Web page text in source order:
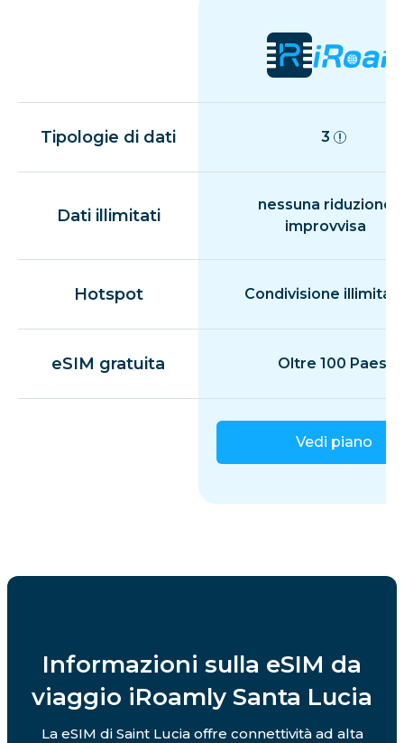
Tipologie di dati 3
Dati illimitati
nessuna riduzione
improvvisa
Hotspot Condivisione
eSIM gratuita Oltre 100 Paesi
Vedi piano
Informazioni sulla eSIM da
viaggio iRoamly Santa Lucia
La eSIM di Saint Lucia offre connettività ad alta